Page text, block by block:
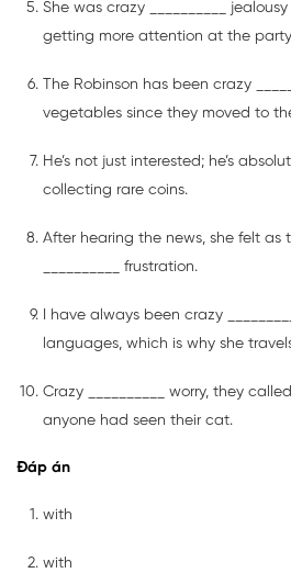
She was crazy __________
getting more attention at the
The Robinson has been crazy
vegetables since they moved to
He’s not just interested; he’s
collecting rare coins.
After hearing the news, she felt as
__________ frustration.
I have always been crazy
languages, which is why she
Crazy __________ worry, they
anyone had seen their cat.
Đáp án
with
with